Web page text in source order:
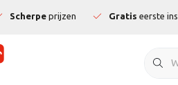
Scherpe prijzen Gratis eerste